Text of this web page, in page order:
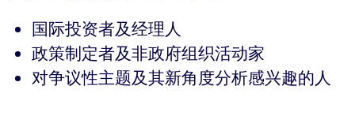
国际投资者及经理人
政策制定者及非政府组织活动家
对争议性主题及其新角度分析感兴趣的人